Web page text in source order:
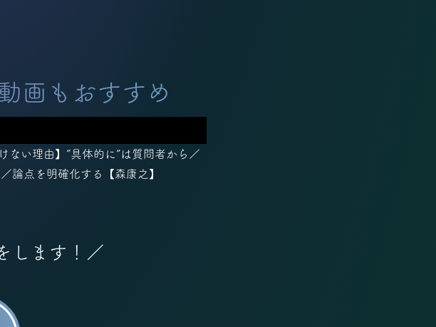
画もおすすめ
ない理由】”具体的に”は質問者から／
論点を明確化する【森康之】
します！／